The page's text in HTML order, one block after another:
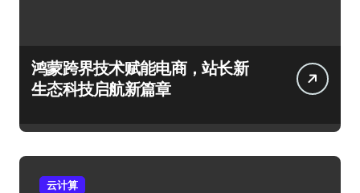
鸿蒙跨界技术赋能电商，站长新
生态科技启航新篇章
云计算